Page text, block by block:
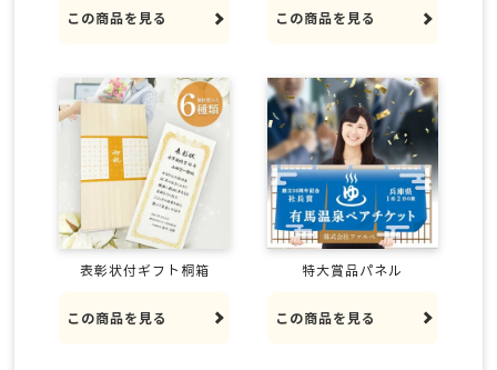
この商品を見る この商品を見る
表彰状付ギフト桐箱
この商品を見る
特大賞品パネル
この商品を見る